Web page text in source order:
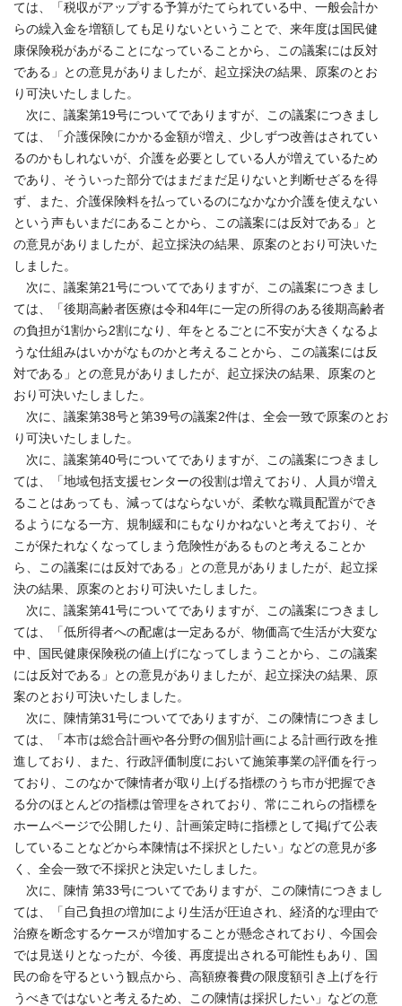
ては、「税収がアップする予算がたてられている中、一般会計か
らの繰入金を増額しても足りないということで、来年度は国民健
康保険税があがることになっていることから、この議案には反対
である」との意見がありましたが、起立採決の結果、原案のとお
り可決いたしました。
次に、議案第19号についてでありますが、この議案につきまし
ては、「介護保険にかかる金額が増え、少しずつ改善はされてい
るのかもしれないが、介護を必要としている人が増えているため
であり、そういった部分ではまだまだ足りないと判断せざるを得
ず、また、介護保険料を払っているのになかなか介護を使えない
という声もいまだにあることから、この議案には反対である」と
の意見がありましたが、起立採決の結果、原案のとおり可決いた
しました。
次に、議案第21号についてでありますが、この議案につきまし
ては、「後期高齢者医療は令和4年に一定の所得のある後期高齢者
の負担が1割から2割になり、年をとるごとに不安が大きくなるよ
うな仕組みはいかがなものかと考えることから、この議案には反
対である」との意見がありましたが、起立採決の結果、原案のと
おり可決いたしました。
次に、議案第38号と第39号の議案2件は、全会一致で原案のとお
り可決いたしました。
次に、議案第40号についてでありますが、この議案につきまし
ては、「地域包括支援センターの役割は増えており、人員が増え
ることはあっても、減ってはならないが、柔軟な職員配置ができ
るようになる一方、規制緩和にもなりかねないと考えており、そ
こが保たれなくなってしまう危険性があるものと考えることか
ら、この議案には反対である」との意見がありましたが、起立採
決の結果、原案のとおり可決いたしました。
次に、議案第41号についてでありますが、この議案につきまし
ては、「低所得者への配慮は一定あるが、物価高で生活が大変な
中、国民健康保険税の値上げになってしまうことから、この議案
には反対である」との意見がありましたが、起立採決の結果、原
案のとおり可決いたしました。
次に、陳情第31号についてでありますが、この陳情につきまし
ては、「本市は総合計画や各分野の個別計画による計画行政を推
進しており、また、行政評価制度において施策事業の評価を行っ
ており、このなかで陳情者が取り上げる指標のうち市が把握でき
る分のほとんどの指標は管理をされており、常にこれらの指標を
ホームページで公開したり、計画策定時に指標として掲げて公表
していることなどから本陳情は不採択としたい」などの意見が多
く、全会一致で不採択と決定いたしました。
次に、陳情 第33号についてでありますが、この陳情につきまし
ては、「自己負担の増加により生活が圧迫され、経済的な理由で
治療を断念するケースが増加することが懸念されており、今国会
では見送りとなったが、今後、再度提出される可能性もあり、国
民の命を守るという観点から、高額療養費の限度額引き上げを行
うべきではないと考えるため、この陳情は採択したい」などの意